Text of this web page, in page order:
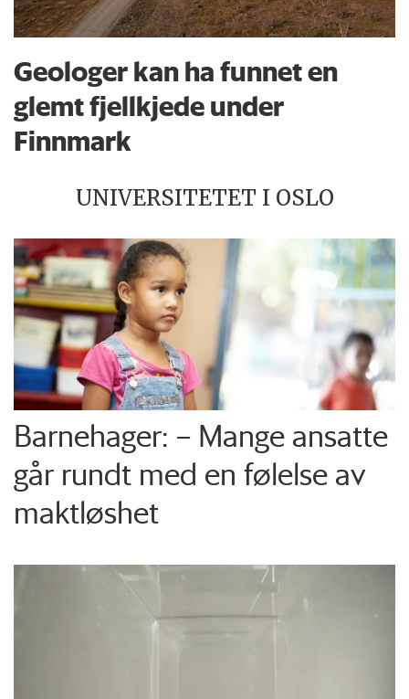
Geologer kan ha funnet en
glemt fjellkjede under
Finnmark
UNIVERSITETET I OSLO
Barnehager: – Mange ansatte
går rundt med en følelse av
maktløshet